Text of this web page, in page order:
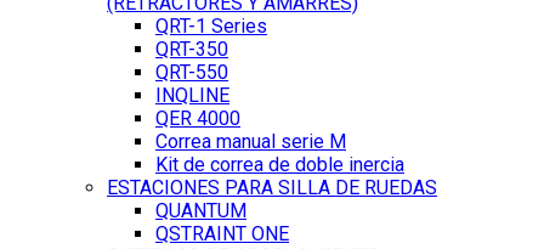
QRT-1 Series
QRT-350
QRT-550
INQLINE
QER 4000
Correa manual serie M
Kit de correa de doble inercia
ESTACIONES PARA SILLA DE RUEDAS
QUANTUM
QSTRAINT ONE